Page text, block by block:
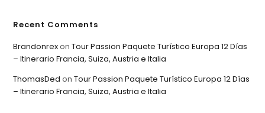
Recent Comments
BrandonrexonTour Passion Paquete Turístico Europa 12 Días
– Itinerario Francia, Suiza, Austria e Italia
ThomasDed onTour Passion Paquete Turístico Europa 12 Días
– Itinerario Francia, Suiza, Austria e Italia